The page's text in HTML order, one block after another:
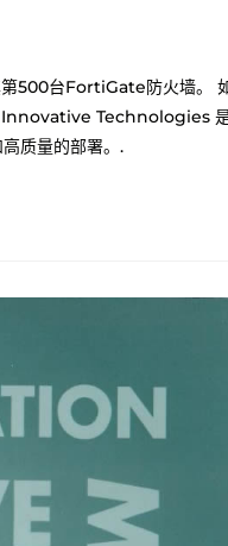
500台FortiGate防火墙。
Innovative Technologies
质量的部署。.